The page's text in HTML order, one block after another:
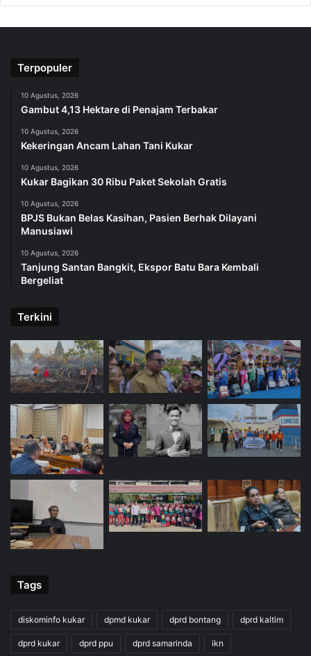
Terpopuler
10 Agustus, 2026
Gambut 4,13 Hektare di Penajam Terbakar
10 Agustus, 2026
Kekeringan Ancam Lahan Tani Kukar
10 Agustus, 2026
Kukar Bagikan 30 Ribu Paket Sekolah Gratis
10 Agustus, 2026
BPJS Bukan Belas Kasihan, Pasien Berhak Dilayani
Manusiawi
10 Agustus, 2026
Tanjung Santan Bangkit, Ekspor Batu Bara Kembali
Bergeliat
Terkini
Tags
diskominfo kukar dpmd kukar dprd bontang dprd kaltim
dprd kukar dprd ppu dprd samarinda ikn